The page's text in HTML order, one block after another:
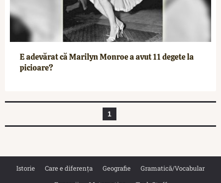
E adevărat că Marilyn Monroe a avut 11 degete la
picioare?
1
Istorie Care e diferența Geografie
Gramatică/Vocabular